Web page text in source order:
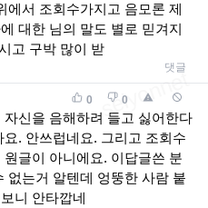
에서 조회수가지고 음모론 제
대한 님의 말도 별로 믿겨지
고 구박 많이 받
댓글
0 0
신을 음해하려 들고 싫어한다
. 안쓰럽네요. 그리고 조회수
글이 아니에요. 이답글쓴 분
없는거 알텐데 엉뚱한 사람 붙
니 안타깝네